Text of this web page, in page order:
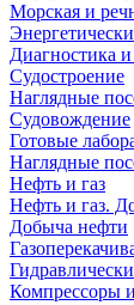
Морская и
Диагностика
Судостроение
Наглядные
Судовождение
Готовые
Наглядные
Нефть и газ
Нефть и газ.
Добыча нефти
Компрессоры